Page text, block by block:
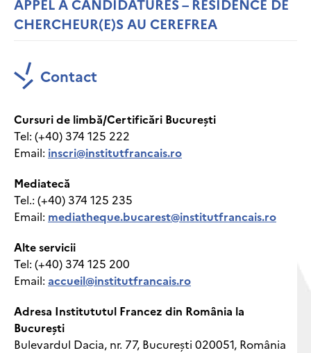
APPEL À CANDIDATURES – RÉSIDENCE DE
CHERCHEUR(E)S AU CEREFREA
Contact
Cursuri de limbă/Certificări București
Tel: (+40) 374 125 222
Email: inscri@institutfrancais.ro
Mediatecă
Tel.: (+40) 374 125 235
Email: mediatheque.bucarest@institutfrancais.ro
Alte servicii
Tel: (+40) 374 125 200
Email: accueil@institutfrancais.ro
Adresa Institututul Francez din România la
București
Bulevardul Dacia, nr. 77, București 020051, România